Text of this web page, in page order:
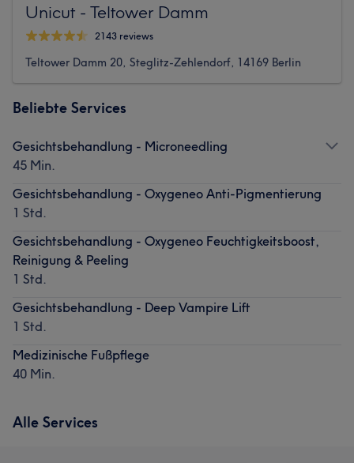
Unicut - Teltower Damm
2143 reviews
Teltower Damm 20, Steglitz-Zehlendorf, 14169 Berlin
Beliebte Services
Gesichtsbehandlung - Microneedling
45 Min.
Gesichtsbehandlung - Oxygeneo Anti-Pigmentierung
1 Std.
Gesichtsbehandlung - Oxygeneo Feuchtigkeitsboost,
Reinigung & Peeling
1 Std.
Gesichtsbehandlung - Deep Vampire Lift
1 Std.
Medizinische Fußpflege
40 Min.
Alle Services